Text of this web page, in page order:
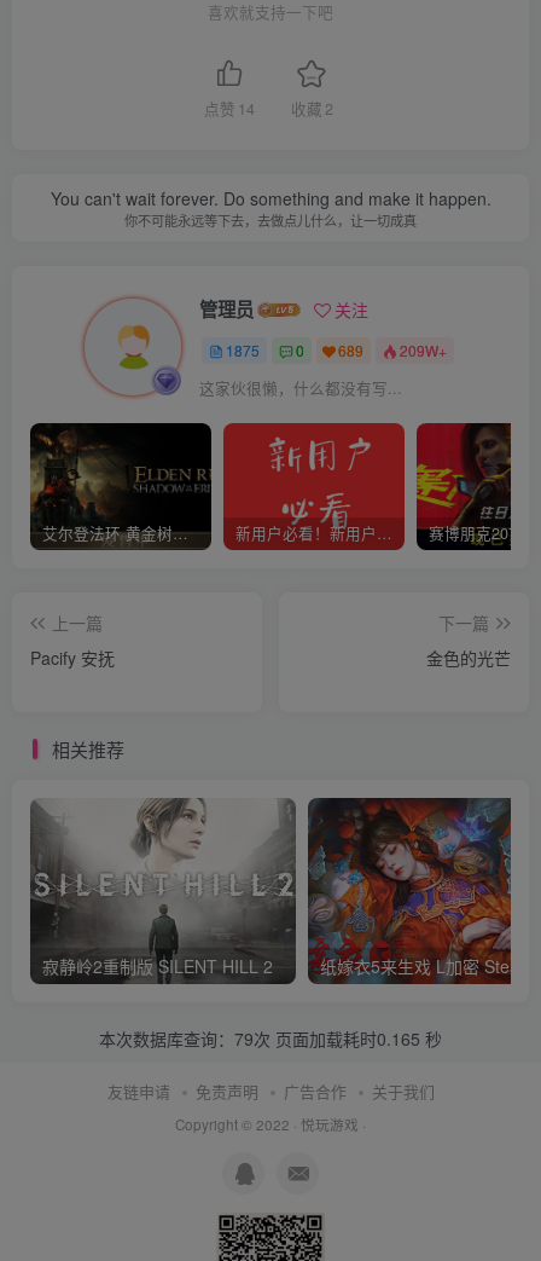
喜欢就支持一下吧
点赞 14 收藏 2
You can't wait forever. Do something and make it happen.
你不可能永远等下去，去做点儿什么，让一切成真
管理员 关注
1875 0 689 209W+
这家伙很懒，什么都没有写...
艾尔登法环 黄金树幽影 新用户必看！新用户必看！新用户必看！！！
上一篇
Pacify 安抚
下一篇
金色的光芒
相关推荐
寂静岭2重制版 SILENT HILL 2
本次数据库查询：79次 页面加载耗时0.165 秒
友链申请 免责声明 广告合作 关于我们
Copyright © 2022 · 悦玩游戏 ·